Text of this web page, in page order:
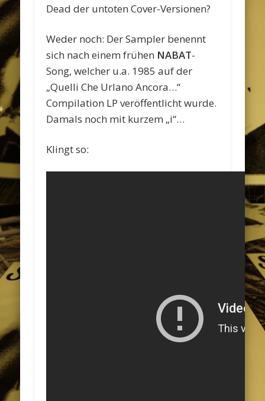
Dead der untoten Cover-Versionen?
Weder noch: Der Sampler benennt
sich nach einem frühen NABAT-
Song, welcher u.a. 1985 auf der
„Quelli Che Urlano Ancora…“
Compilation LP veröffentlicht wurde.
Damals noch mit kurzem „i“…
Klingt so: